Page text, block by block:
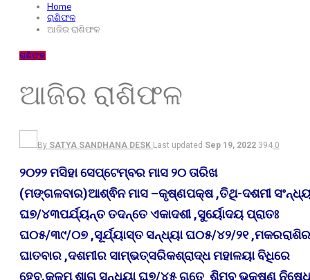
Home
ରାଶିଫଳ
ଆଜିର ରାଶିଫଳ
ରାଶିଫଳ
ଆଜିର ରାଶିଫଳ
By SATYA SANDHANA DESK Last updated Sep 19, 2022 394 0
୨୦୨୨ ମସିହା ସେପ୍ଟେମ୍ବର ମାସ ୨୦ ତାରିଖ
(ମଙ୍ଗଳବାର)ଆଶ୍ଵିନ ମାସ –କୃଷ୍ଣପକ୍ଷ ,ତିଥି-ଦଶମୀ
ଘ୭/୪୩ପର୍ଯ୍ୟନ୍ତ ତଦନ୍ତେ ଏକାଦଶୀ ,ସୁର୍ୟୋଦୟ ପ୍ରାତଃ
ଘ୦୫/୩୯/୦୭ ,ସୂର୍ଯ୍ୟାସ୍ତ ସନ୍ଧ୍ୟା ଘ୦୫/୪୨/୨୧ ,ମକରରାଶିର
ଘାତବାର ,ଦଶମୀର ସାମ୍ଭତ୍ସରିକଶ୍ରାଦ୍ଧ ମହାଳୟା ବିଧିରେ
ହେବ.କଳମ ଶାଗ ସନ୍ଧ୍ୟା ଘ୭/୪୫ ଗତେ ଶିମ୍ବ ଭକ୍ଷଣ ନିଷେଧ